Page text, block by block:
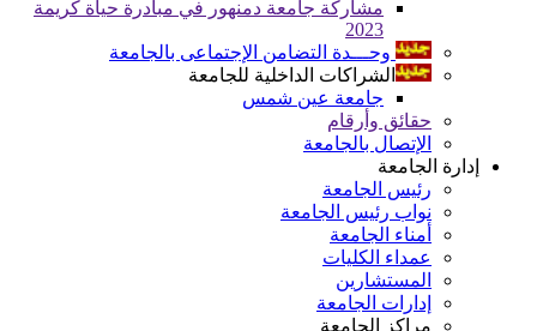
مشاركة جامعة دمنهور في مبادرة حياة كريمة
2023
وحـــدة التضامن الإجتماعى بالجامعة
الشراكات الداخلية للجامعة
جامعة عين شمس
حقائق وأرقام
الإتصال بالجامعة
إدارة الجامعة
رئيس الجامعة
نواب رئيس الجامعة
أمناء الجامعة
عمداء الكليات
المستشارين
إدارات الجامعة
مراكز الجامعة